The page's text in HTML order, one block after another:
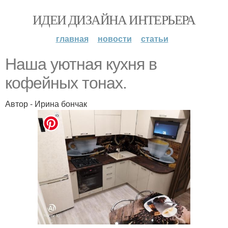
ИДЕИ ДИЗАЙНА ИНТЕРЬЕРА
главная новости статьи
Наша уютная кухня в
кофейных тонах.
Автор - Ирина бончак